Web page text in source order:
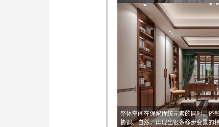
整体空间在保留传统元素的同时，还
协调、自然，再现出很多移步变景的